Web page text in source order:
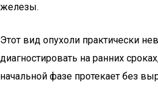
железы.
Этот вид опухоли практически
диагностировать на ранних
начальной фазе протекает без